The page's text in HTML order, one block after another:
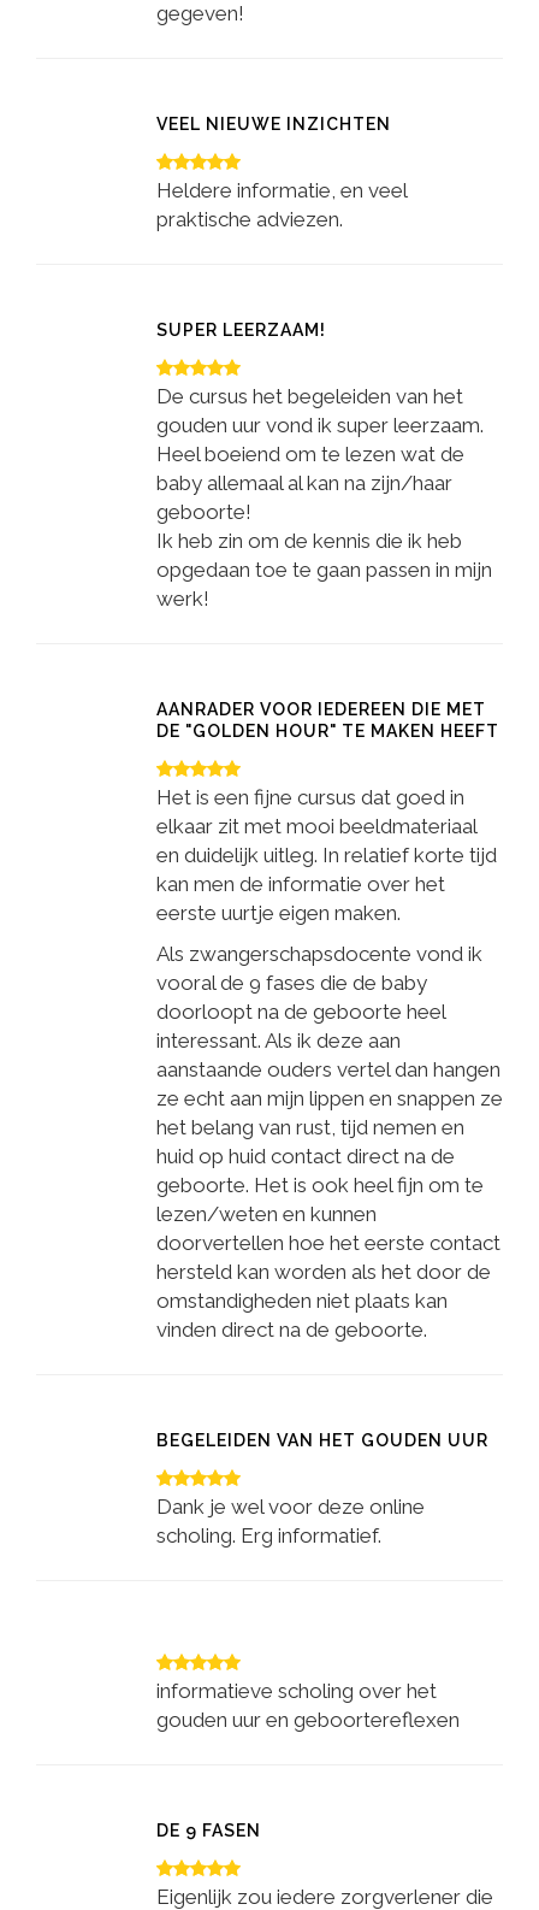
gegeven!
VEEL NIEUWE INZICHTEN
Heldere informatie, en veel
praktische adviezen.
SUPER LEERZAAM!
De cursus het begeleiden van het
gouden uur vond ik super leerzaam.
Heel boeiend om te lezen wat de
baby allemaal al kan na zijn/haar
geboorte!
Ik heb zin om de kennis die ik heb
opgedaan toe te gaan passen in mijn
werk!
AANRADER VOOR IEDEREEN DIE MET
DE "GOLDEN HOUR" TE MAKEN HEEFT
Het is een fijne cursus dat goed in
elkaar zit met mooi beeldmateriaal
en duidelijk uitleg. In relatief korte tijd
kan men de informatie over het
eerste uurtje eigen maken.
Als zwangerschapsdocente vond ik
vooral de 9 fases die de baby
doorloopt na de geboorte heel
interessant. Als ik deze aan
aanstaande ouders vertel dan hangen
ze echt aan mijn lippen en snappen ze
het belang van rust, tijd nemen en
huid op huid contact direct na de
geboorte. Het is ook heel fijn om te
lezen/weten en kunnen
doorvertellen hoe het eerste contact
hersteld kan worden als het door de
omstandigheden niet plaats kan
vinden direct na de geboorte.
BEGELEIDEN VAN HET GOUDEN UUR
Dank je wel voor deze online
scholing. Erg informatief.
informatieve scholing over het
gouden uur en geboortereflexen
DE 9 FASEN
Eigenlijk zou iedere zorgverlener die